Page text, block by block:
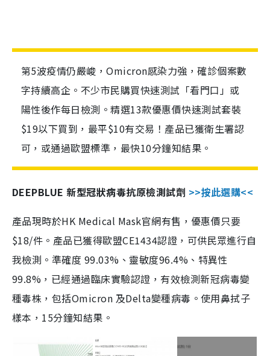
第5波疫情仍嚴峻，Omicron感染力強，確診個案數
字持續高企。不少市民購買快速測試「看門口」或
陽性後作每日檢測。精選13款優惠價快速測試套裝
$19以下買到，最平$10有交易！產品已獲衛生署認
可，或通過歐盟標準，最快10分鐘知結果。
DEEPBLUE 新型冠狀病毒抗原檢測試劑 >>按此選購<<
產品現時於HK Medical Mask官網有售，優惠價只要
$18/件。產品已獲得歐盟CE1434認證，可供民眾進行自
我檢測。準確度 99.03%、靈敏度96.4%、特異性
99.8%，已經通過臨床實驗認證，有效檢測新冠病毒變
種毒株，包括Omicron 及Delta變種病毒。使用鼻拭子
樣本，15分鐘知結果。